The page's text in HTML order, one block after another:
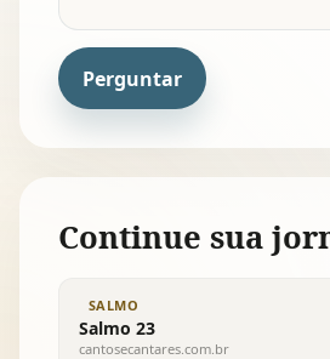
Perguntar
Continue sua
SALMO
Salmo 23
cantosecantares.com.br